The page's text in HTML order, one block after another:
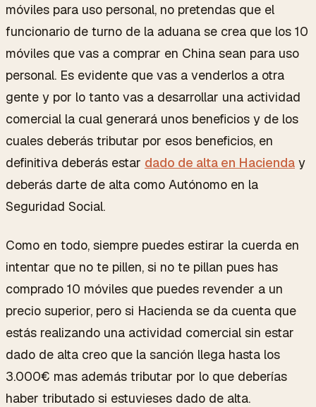
móviles para uso personal, no pretendas que el
funcionario de turno de la aduana se crea que los 10
móviles que vas a comprar en China sean para uso
personal. Es evidente que vas a venderlos a otra
gente y por lo tanto vas a desarrollar una actividad
comercial la cual generará unos beneficios y de los
cuales deberás tributar por esos beneficios, en
definitiva deberás estar dado de alta en Hacienda y
deberás darte de alta como Autónomo en la
Seguridad Social.
Como en todo, siempre puedes estirar la cuerda en
intentar que no te pillen, si no te pillan pues has
comprado 10 móviles que puedes revender a un
precio superior, pero si Hacienda se da cuenta que
estás realizando una actividad comercial sin estar
dado de alta creo que la sanción llega hasta los
3.000€ mas además tributar por lo que deberías
haber tributado si estuvieses dado de alta.